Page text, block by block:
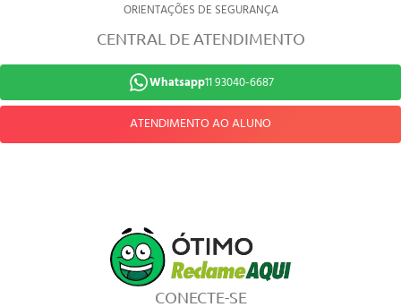
ORIENTAÇÕES DE SEGURANÇA
CENTRAL DE ATENDIMENTO
Whatsapp11 93040-6687
ATENDIMENTO AO ALUNO
CONECTE-SE